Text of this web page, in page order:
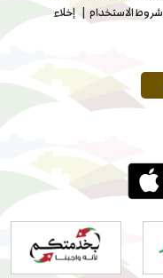
شروط الاستخدام
إخلاء